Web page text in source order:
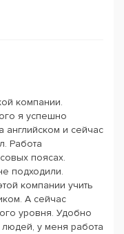
компании.
я успешно
и сейчас
Работа
поясах.
подходили.
компании учить
А сейчас
уровня. Удобно
у меня работа